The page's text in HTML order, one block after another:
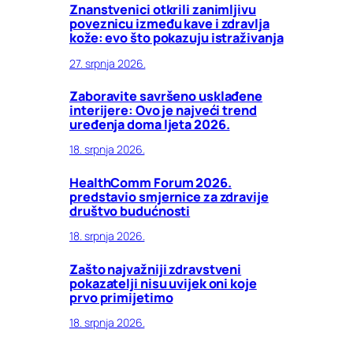
Znanstvenici otkrili zanimljivu
poveznicu između kave i zdravlja
kože: evo što pokazuju istraživanja
27. srpnja 2026.
Zaboravite savršeno usklađene
interijere: Ovo je najveći trend
uređenja doma ljeta 2026.
18. srpnja 2026.
HealthComm Forum 2026.
predstavio smjernice za zdravije
društvo budućnosti
18. srpnja 2026.
Zašto najvažniji zdravstveni
pokazatelji nisu uvijek oni koje
prvo primijetimo
18. srpnja 2026.